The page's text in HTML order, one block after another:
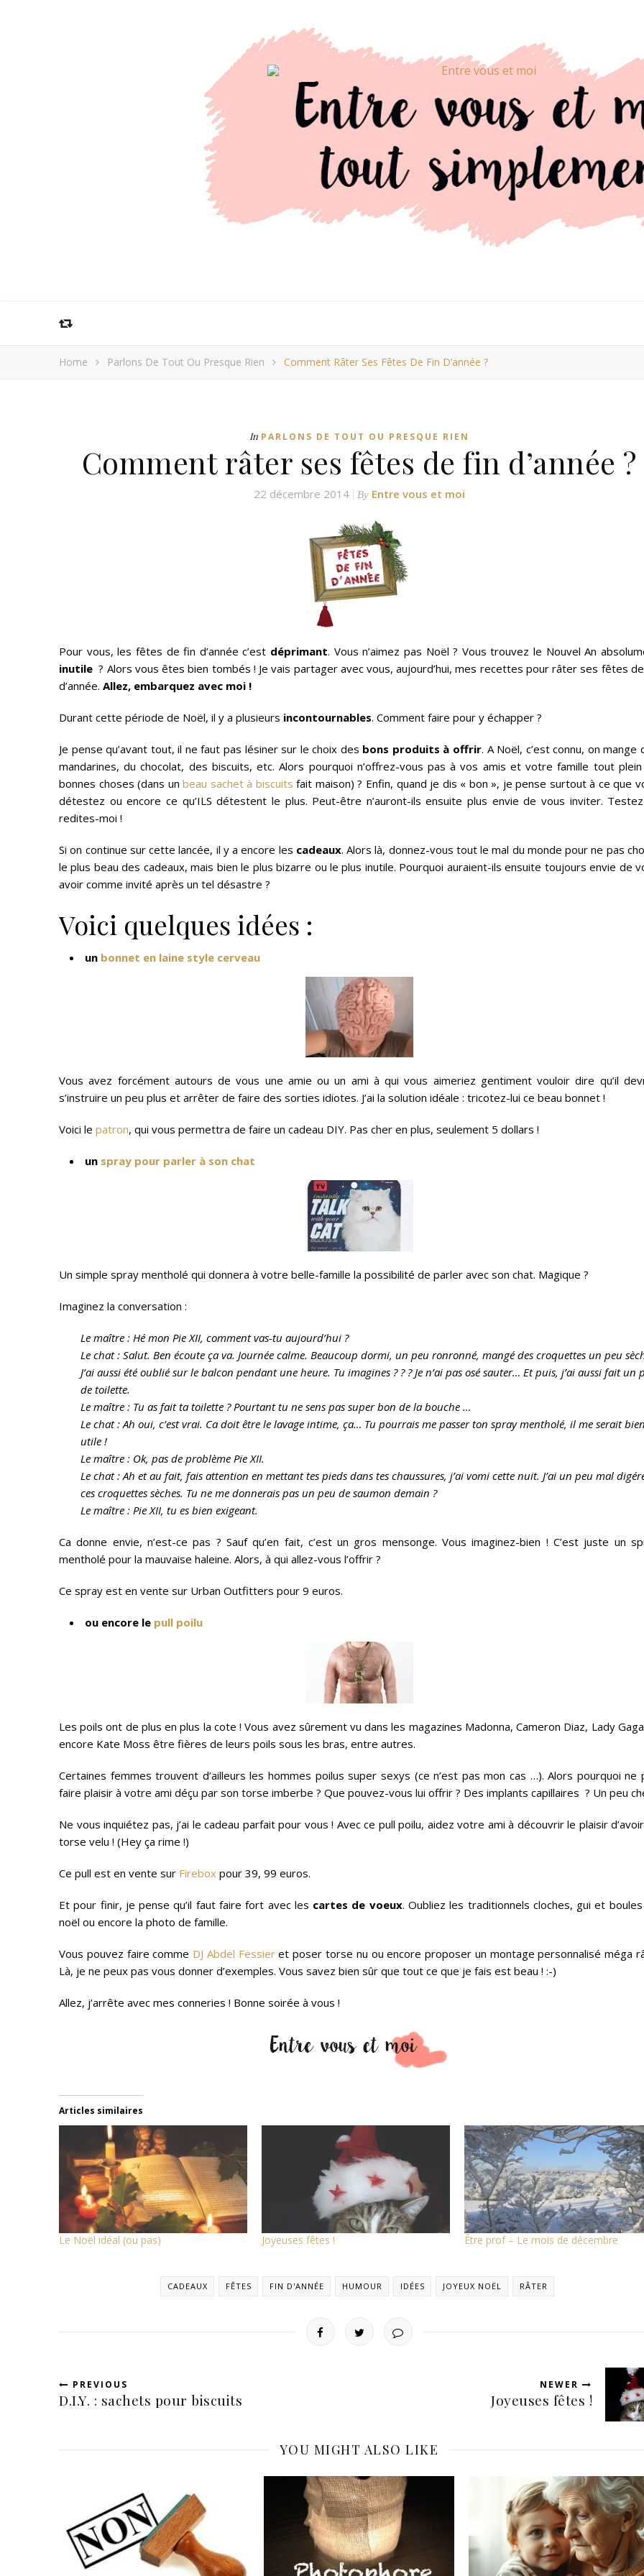
Home Parlons De Tout Ou Presque Rien Comment Râter Ses Fêtes De Fin D’année ?
In PARLONS DE TOUT OU PRESQUE RIEN
Comment râter ses fêtes de fin d’année ?
22 décembre 2014 By Entre vous et moi
Pour vous, les fêtes de fin d’année c’est déprimant. Vous n’aimez pas Noël ? Vous trouvez le Nouvel An
inutile ? Alors vous êtes bien tombés ! Je vais partager avec vous, aujourd’hui, mes recettes pour râter ses fêtes
d’année. Allez, embarquez avec moi !
Durant cette période de Noël, il y a plusieurs incontournables. Comment faire pour y échapper ?
Je pense qu’avant tout, il ne faut pas lésiner sur le choix des bons produits à offrir. A Noël, c’est connu, on mange
mandarines, du chocolat, des biscuits, etc. Alors pourquoi n’offrez-vous pas à vos amis et votre famille tout
bonnes choses (dans unbeau sachet à biscuits fait maison) ? Enfin, quand je dis « bon », je pense surtout à ce que
détestez ou encore ce qu’ILS détestent le plus. Peut-être n’auront-ils ensuite plus envie de vous inviter.
redites-moi !
Si on continue sur cette lancée, il y a encore les cadeaux. Alors là, donnez-vous tout le mal du monde pour ne pas
le plus beau des cadeaux, mais bien le plus bizarre ou le plus inutile. Pourquoi auraient-ils ensuite toujours envie de
avoir comme invité après un tel désastre ?
Voici quelques idées :
un bonnet en laine style cerveau
Vous avez forcément autours de vous une amie ou un ami à qui vous aimeriez gentiment vouloir dire qu’il
s’instruire un peu plus et arrêter de faire des sorties idiotes. J’ai la solution idéale : tricotez-lui ce beau bonnet !
Voici le patron, qui vous permettra de faire un cadeau DIY. Pas cher en plus, seulement 5 dollars !
un spray pour parler à son chat
Un simple spray mentholé qui donnera à votre belle-famille la possibilité de parler avec son chat. Magique ?
Imaginez la conversation :
Le maître : Hé mon Pie XII, comment vas-tu aujourd’hui ?
Le chat : Salut. Ben écoute ça va. Journée calme. Beaucoup dormi, un peu ronronné, mangé des croquettes un peu
J’ai aussi été oublié sur le balcon pendant une heure. Tu imagines ? ? ? Je n’ai pas osé sauter… Et puis, j’ai aussi fait un
de toilette.
Le maître : Tu as fait ta toilette ? Pourtant tu ne sens pas super bon de la bouche …
Le chat : Ah oui, c’est vrai. Ca doit être le lavage intime, ça… Tu pourrais me passer ton spray mentholé, il me serait
utile !
Le maître : Ok, pas de problème Pie XII.
Le chat : Ah et au fait, fais attention en mettant tes pieds dans tes chaussures, j’ai vomi cette nuit. J’ai un peu mal
ces croquettes sèches. Tu ne me donnerais pas un peu de saumon demain ?
Le maître : Pie XII, tu es bien exigeant.
Ca donne envie, n’est-ce pas ? Sauf qu’en fait, c’est un gros mensonge. Vous imaginez-bien ! C’est juste un
mentholé pour la mauvaise haleine. Alors, à qui allez-vous l’offrir ?
Ce spray est en vente sur Urban Outfitters pour 9 euros.
ou encore le pull poilu
Les poils ont de plus en plus la cote ! Vous avez sûrement vu dans les magazines Madonna, Cameron Diaz, Lady
encore Kate Moss être fières de leurs poils sous les bras, entre autres.
Certaines femmes trouvent d’ailleurs les hommes poilus super sexys (ce n’est pas mon cas …). Alors pourquoi ne
faire plaisir à votre ami déçu par son torse imberbe ? Que pouvez-vous lui offrir ? Des implants capillaires ? Un peu
Ne vous inquiétez pas, j’ai le cadeau parfait pour vous ! Avec ce pull poilu, aidez votre ami à découvrir le plaisir
torse velu ! (Hey ça rime !)
Ce pull est en vente sur Firebox pour 39, 99 euros.
Et pour finir, je pense qu’il faut faire fort avec les cartes de voeux. Oubliez les traditionnels cloches, gui et
noël ou encore la photo de famille.
Vous pouvez faire comme DJ Abdel Fessieret poser torse nu ou encore proposer un montage personnalisé méga
Là, je ne peux pas vous donner d’exemples. Vous savez bien sûr que tout ce que je fais est beau ! :-)
Allez, j’arrête avec mes conneries ! Bonne soirée à vous !
Articles similaires
Le Noël idéal (ou pas) Joyeuses fêtes ! Être prof – Le mois de décembre
CADEAUX FÊTES FIN D'ANNÉE HUMOUR IDÉES JOYEUX NOËL RÂTER
PREVIOUS
D.I.Y. : sachets pour biscuits
NEWER
Joyeuses fêtes !
YOU MIGHT ALSO LIKE